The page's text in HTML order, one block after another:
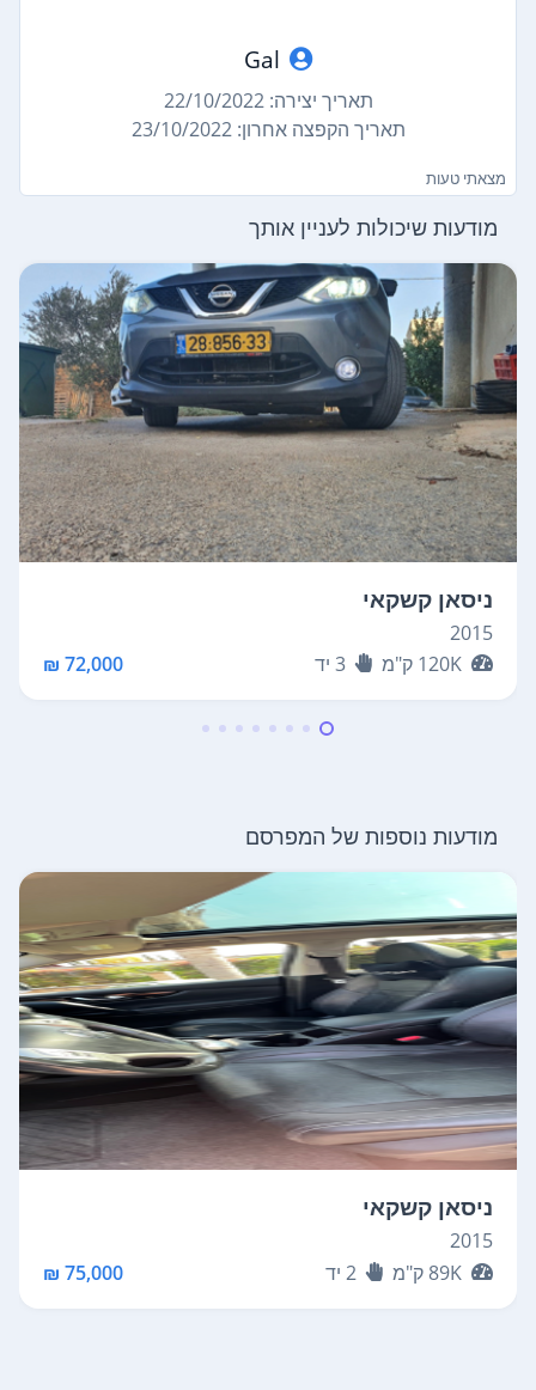
Gal
תאריך יצירה: 22/10/2022
תאריך הקפצה אחרון: 23/10/2022
מצאתי טעות
מודעות שיכולות לעניין אותך
ניסאן קשקאי
2015
120K ק"מ 3 יד 72,000 ₪
מודעות נוספות של המפרסם
ניסאן קשקאי
2015
89K ק"מ 2 יד 75,000 ₪